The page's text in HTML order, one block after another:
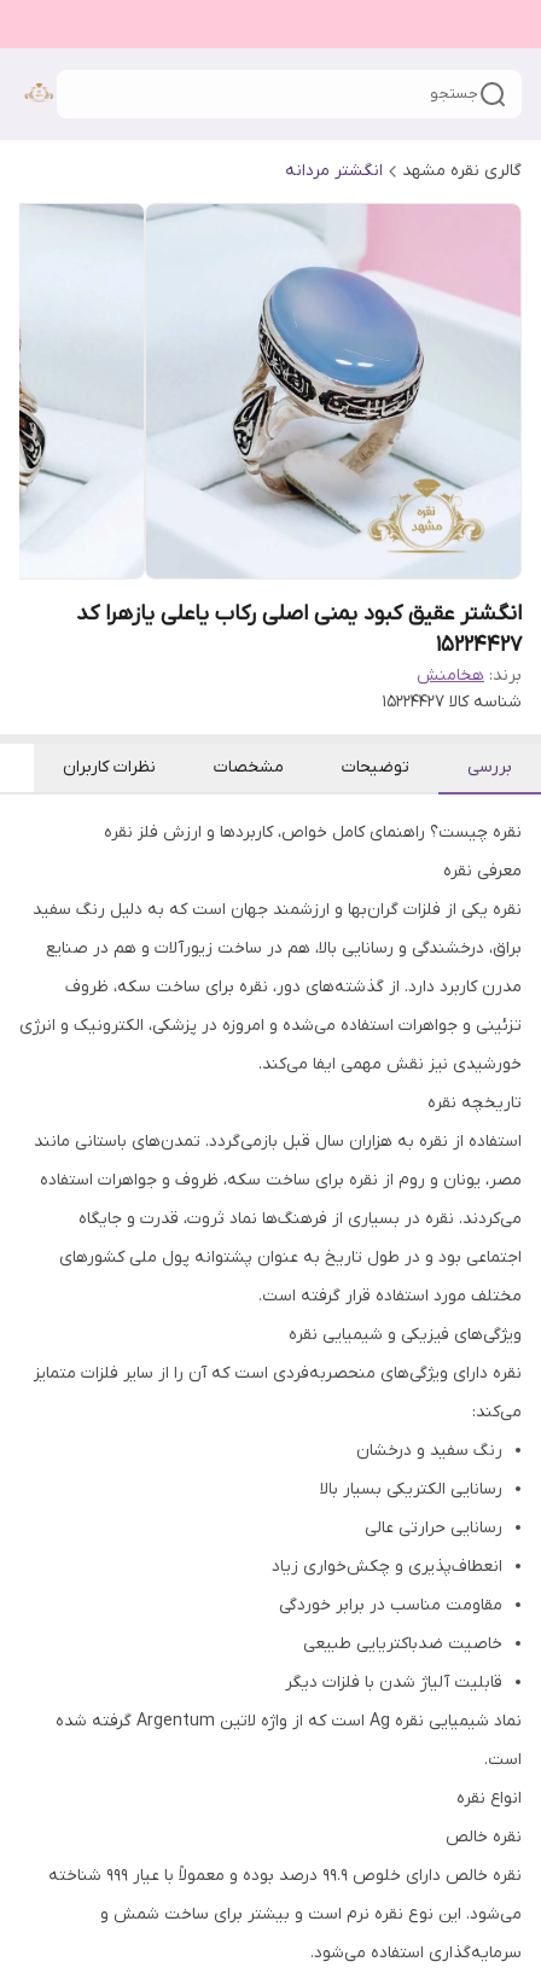
جستجو
گالری نقره مشهد انگشتر مردانه
انگشتر عقیق کبود یمنی اصلی رکاب یاعلی یازهرا کد
15224427
برند: هخامنش
شناسه کالا 15224427
بررسی توضیحات مشخصات نظرات کاربران
نقره چیست؟ راهنمای کامل خواص، کاربردها و ارزش فلز نقره
معرفی نقره
نقره یکی از فلزات گران‌بها و ارزشمند جهان است که به دلیل رنگ سفید
براق، درخشندگی و رسانایی بالا، هم در ساخت زیورآلات و هم در صنایع
مدرن کاربرد دارد. از گذشته‌های دور، نقره برای ساخت سکه، ظروف
تزئینی و جواهرات استفاده می‌شده و امروزه در پزشکی، الکترونیک و انرژی
خورشیدی نیز نقش مهمی ایفا می‌کند.
تاریخچه نقره
استفاده از نقره به هزاران سال قبل بازمی‌گردد. تمدن‌های باستانی مانند
مصر، یونان و روم از نقره برای ساخت سکه، ظروف و جواهرات استفاده
می‌کردند. نقره در بسیاری از فرهنگ‌ها نماد ثروت، قدرت و جایگاه
اجتماعی بود و در طول تاریخ به عنوان پشتوانه پول ملی کشورهای
مختلف مورد استفاده قرار گرفته است.
ویژگی‌های فیزیکی و شیمیایی نقره
نقره دارای ویژگی‌های منحصربه‌فردی است که آن را از سایر فلزات متمایز
می‌کند:
رنگ سفید و درخشان
رسانایی الکتریکی بسیار بالا
رسانایی حرارتی عالی
انعطاف‌پذیری و چکش‌خواری زیاد
مقاومت مناسب در برابر خوردگی
خاصیت ضدباکتریایی طبیعی
قابلیت آلیاژ شدن با فلزات دیگر
نماد شیمیایی نقره Ag است که از واژه لاتین Argentum گرفته شده
است.
انواع نقره
نقره خالص
نقره خالص دارای خلوص 99.9 درصد بوده و معمولاً با عیار 999 شناخته
می‌شود. این نوع نقره نرم است و بیشتر برای ساخت شمش و
سرمایه‌گذاری استفاده می‌شود.